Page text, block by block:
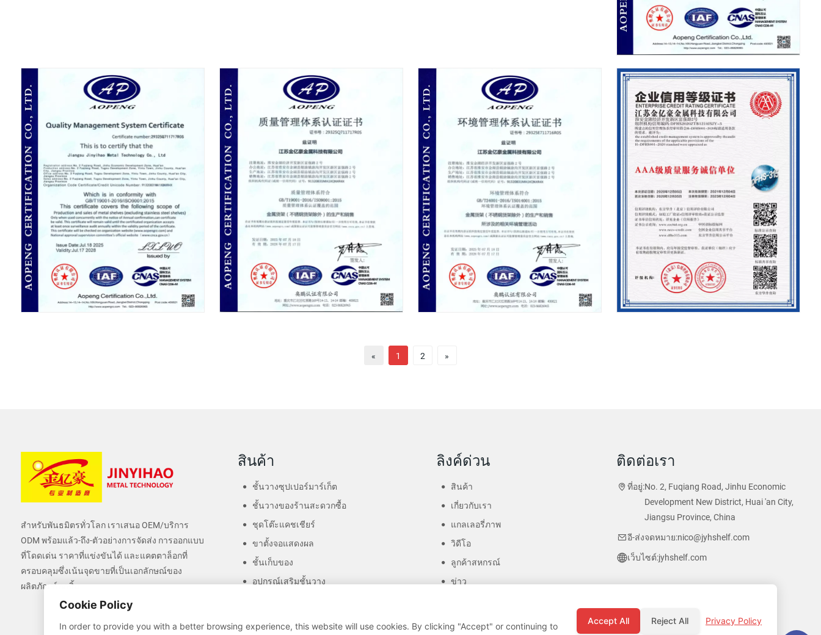
« 1 2 »
สำหรับพันธมิตรทั่วโลก เราเสนอ OEM/บริการ
ODM พร้อมแล้ว-ถึง-ตัวอย่างการจัดส่ง การออกแบบ
ที่โดดเด่น ราคาที่แข่งขันได้ และแคตตาล็อกที่
ครอบคลุมซึ่งเน้นจุดขายที่เป็นเอกลักษณ์ของ
ผลิตภัณฑ์ทุกชิ้น
สินค้า
ชั้นวางซุปเปอร์มาร์เก็ต
ชั้นวางของร้านสะดวกซื้อ
ชุดโต๊ะแคชเชียร์
ขาตั้งจอแสดงผล
ชั้นเก็บของ
อุปกรณ์เสริมชั้นวาง
ลิงค์ด่วน
สินค้า
เกี่ยวกับเรา
แกลเลอรี่ภาพ
วิดีโอ
ลูกค้าสหกรณ์
ข่าว
ติดต่อเรา
ที่อยู่:No. 2, Fuqiang Road, Jinhu Economic
Development New District, Huai 'an City,
Jiangsu Province, China
อี-ส่งจดหมาย:nico@jyhshelf.com
เว็บไซต์:jyhshelf.com
Cookie Policy
In order to provide you with a better browsing experience, this website will use cookies. By clicking "Accept" or continuing to
Accept All Reject All Privacy Policy